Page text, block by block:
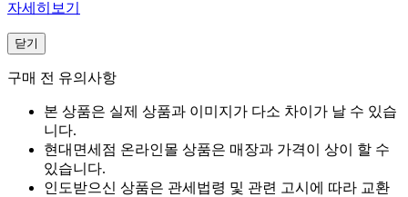
자세히보기
닫기
구매 전 유의사항
본 상품은 실제 상품과 이미지가 다소 차이가 날 수 있습
니다.
현대면세점 온라인몰 상품은 매장과 가격이 상이 할 수
있습니다.
인도받으신 상품은 관세법령 및 관련 고시에 따라 교환